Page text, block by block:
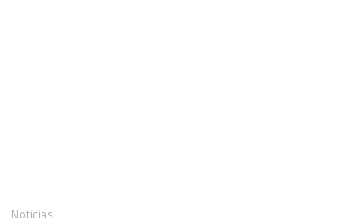
Noticias